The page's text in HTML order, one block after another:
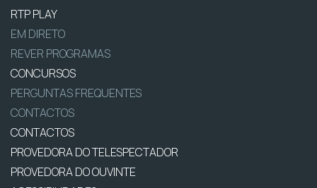
RTP PLAY
EM DIRETO
REVER PROGRAMAS
CONCURSOS
PERGUNTAS FREQUENTES
CONTACTOS
CONTACTOS
PROVEDORA DO TELESPECTADOR
PROVEDORA DO OUVINTE